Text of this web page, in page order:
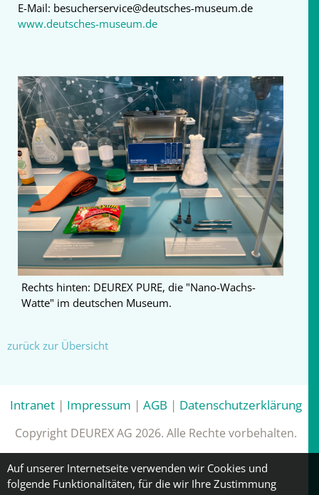
E-Mail: besucherservice@deutsches-museum.de
www.deutsches-museum.de
Rechts hinten: DEUREX PURE, die "Nano-Wachs-
Watte" im deutschen Museum.
zurück zur Übersicht
Intranet | Impressum | AGB | Datenschutzerklärung
Copyright DEUREX AG 2026. Alle Rechte vorbehalten.
Auf unserer Internetseite verwenden wir Cookies und
folgende Funktionalitäten, für die wir Ihre Zustimmung